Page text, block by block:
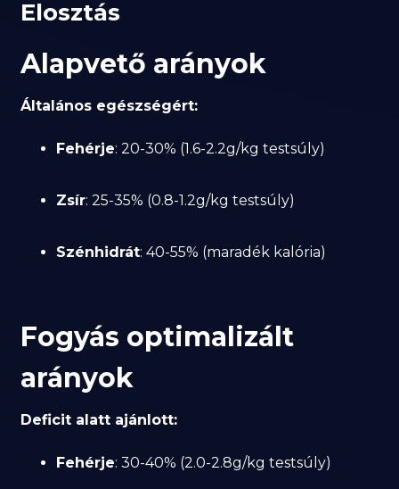
Elosztás
Alapvető arányok
Általános egészségért:
Fehérje: 20-30% (1.6-2.2g/kg testsúly)
Zsír: 25-35% (0.8-1.2g/kg testsúly)
Szénhidrát: 40-55% (maradék kalória)
Fogyás optimalizált
arányok
Deficit alatt ajánlott:
Fehérje: 30-40% (2.0-2.8g/kg testsúly)